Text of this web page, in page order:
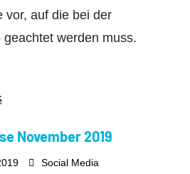
vor, auf die bei der
werden muss.
November 2019
Social Media